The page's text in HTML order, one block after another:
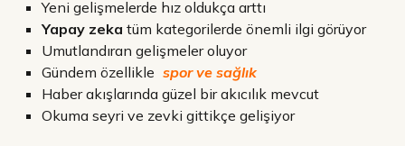
Yeni gelişmelerde hız oldukça arttı
Yapay zeka tüm kategorilerde önemli ilgi görüyor
Umutlandıran gelişmeler oluyor
Gündem özellikle spor ve sağlık
Haber akışlarında güzel bir akıcılık mevcut
Okuma seyri ve zevki gittikçe gelişiyor